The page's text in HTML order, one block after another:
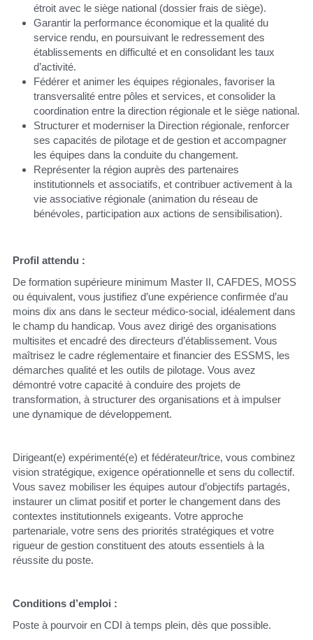
étroit avec le siège national (dossier frais de siège).
Garantir la performance économique et la qualité du
service rendu, en poursuivant le redressement des
établissements en difficulté et en consolidant les taux
d’activité.
Fédérer et animer les équipes régionales, favoriser la
transversalité entre pôles et services, et consolider la
coordination entre la direction régionale et le siège national.
Structurer et moderniser la Direction régionale, renforcer
ses capacités de pilotage et de gestion et accompagner
les équipes dans la conduite du changement.
Représenter la région auprès des partenaires
institutionnels et associatifs, et contribuer activement à la
vie associative régionale (animation du réseau de
bénévoles, participation aux actions de sensibilisation).
Profil attendu :
De formation supérieure minimum Master II, CAFDES, MOSS
ou équivalent, vous justifiez d’une expérience confirmée d’au
moins dix ans dans le secteur médico-social, idéalement dans
le champ du handicap. Vous avez dirigé des organisations
multisites et encadré des directeurs d’établissement. Vous
maîtrisez le cadre réglementaire et financier des ESSMS, les
démarches qualité et les outils de pilotage. Vous avez
démontré votre capacité à conduire des projets de
transformation, à structurer des organisations et à impulser
une dynamique de développement.
Dirigeant(e) expérimenté(e) et fédérateur/trice, vous combinez
vision stratégique, exigence opérationnelle et sens du collectif.
Vous savez mobiliser les équipes autour d’objectifs partagés,
instaurer un climat positif et porter le changement dans des
contextes institutionnels exigeants. Votre approche
partenariale, votre sens des priorités stratégiques et votre
rigueur de gestion constituent des atouts essentiels à la
réussite du poste.
Conditions d’emploi :
Poste à pourvoir en CDI à temps plein, dès que possible.